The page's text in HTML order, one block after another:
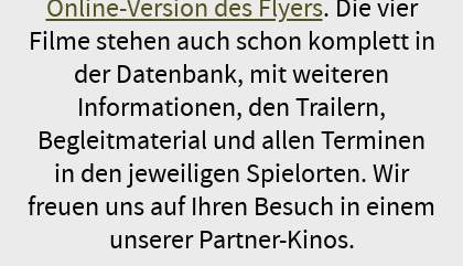
MIRA
Dänemark 2025 / Spielfilm / 5.–7.
Jahrgangsstufe
Mittwoch, 09.12.26
09:00 – 10:25
ANMELDEN
PLITSCH PLATSCH FOREVER!
Schweiz 2026 / Spielfilm / 3.–5.
Online-Version des Flyers. Die vier
Filme stehen auch schon komplett in
der Datenbank, mit weiteren
Informationen, den Trailern,
Begleitmaterial und allen Terminen
in den jeweiligen Spielorten. Wir
freuen uns auf Ihren Besuch in einem
unserer Partner-Kinos.